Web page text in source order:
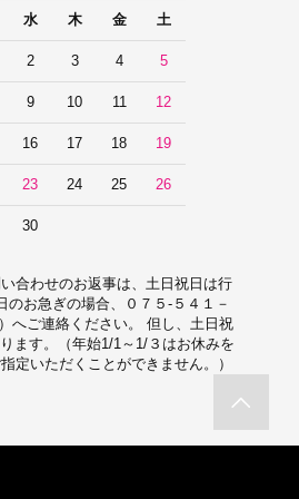
水 木 金 土
2 3 4 5
9 10 11 12
16 17 18 19
23 24 25 26
30
合わせのお返事は、土日祝日は行
のお急ぎの場合、０７５-５４１－
へご連絡ください。 但し、土日祝
ます。（年始1/1～1/３はお休みを
定いただくことができません。）